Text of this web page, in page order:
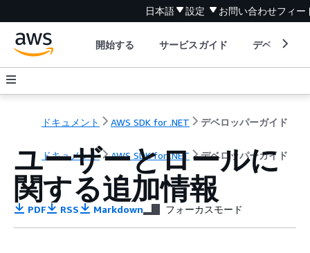
日本語 設定 お問い合わせフィー
開始する サービスガイド デベロッパ
ドキュメント AWS SDK for .NET デベロッパーガイド
ドキュメント AWS SDK for .NET デベロッパーガイド
ユーザーとロールに
関する追加情報
PDF RSS Markdown フォーカスモード